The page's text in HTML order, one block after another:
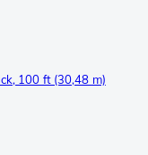
100 ft (30,48 m)